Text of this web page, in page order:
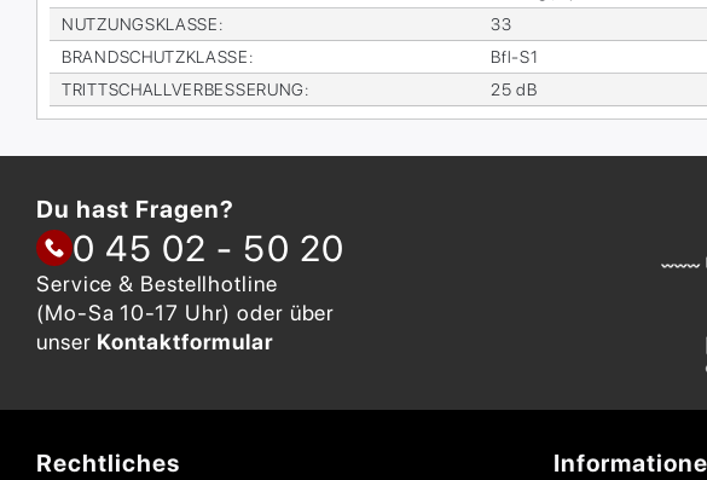
NUT­ZUNGS­KLAS­SE:
33
BRAND­SCHUTZ­KLAS­SE:
Bfl-S1
TRITT­SCHALL­VER­BES­SE­RUNG: 25 dB
Du hast Fragen?
0 45 02 - 50 20
Service & Bestellhotline
(Mo-Sa 10-17 Uhr) oder über
unser Kontaktformular
Rechtliches